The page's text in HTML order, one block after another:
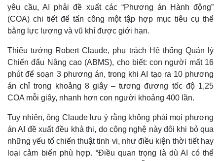
Thế giới
Quan sát
Hồ sơ
Multimedia
Video
E-Magazine
Infographic
yêu cầu, AI phải đề xuất các “Phương án Hành động”
(COA) chi tiết để tấn công một tập hợp mục tiêu cụ thể
bằng lực lượng và vũ khí được giới hạn.
Thiếu tướng Robert Claude, phụ trách Hệ thống Quản lý
Chiến đấu Nâng cao (ABMS), cho biết: con người mất 16
phút để soạn 3 phương án, trong khi AI tạo ra 10 phương
án chỉ trong khoảng 8 giây – tương đương tốc độ 1,25
COA mỗi giây, nhanh hơn con người khoảng 400 lần.
Tuy nhiên, ông Claude lưu ý rằng không phải mọi phương
án AI đề xuất đều khả thi, do công nghệ này đôi khi bỏ qua
những yếu tố chiến thuật tinh vi, như điều kiện thời tiết hay
loại cảm biến phù hợp. “Điều quan trọng là dù AI có thể